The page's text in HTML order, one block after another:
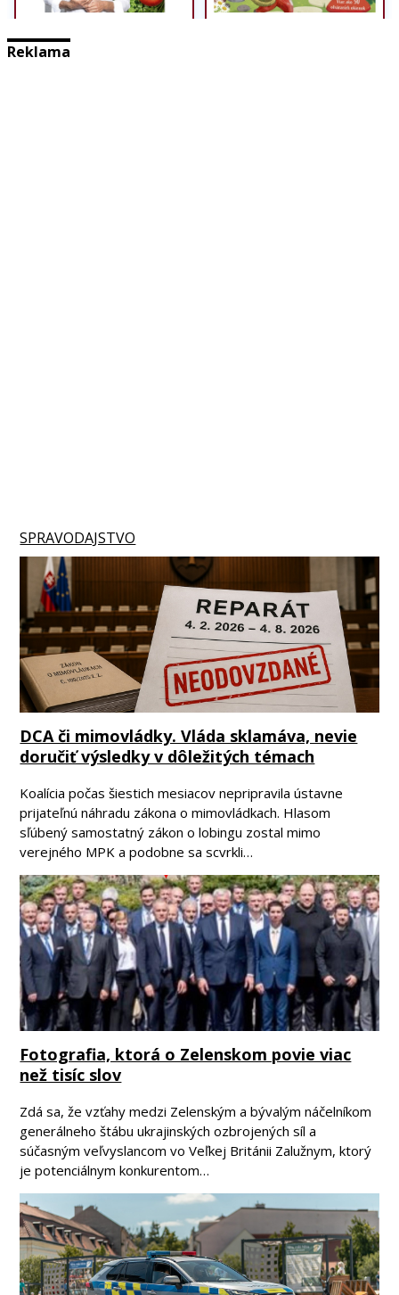
Reklama
SPRAVODAJSTVO
DCA či mimovládky. Vláda sklamáva, nevie
doručiť výsledky v dôležitých témach
Koalícia počas šiestich mesiacov nepripravila ústavne
prijateľnú náhradu zákona o mimovládkach. Hlasom
sľúbený samostatný zákon o lobingu zostal mimo
verejného MPK a podobne sa scvrkli…
Fotografia, ktorá o Zelenskom povie viac
než tisíc slov
Zdá sa, že vzťahy medzi Zelenským a bývalým náčelníkom
generálneho štábu ukrajinských ozbrojených síl a
súčasným veľvyslancom vo Veľkej Británii Zalužnym, ktorý
je potenciálnym konkurentom…